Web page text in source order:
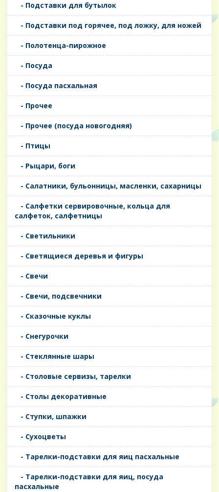
- Подставки для бутылок
- Подставки под горячее, под ложку, для ножей
- Полотенца-пирожное
- Посуда
- Посуда пасхальная
- Прочее
- Прочее (посуда новогодняя)
- Птицы
- Рыцари, боги
- Салатники, бульонницы, масленки, сахарницы
- Салфетки сервировочные, кольца для
салфеток, салфетницы
- Светильники
- Светящиеся деревья и фигуры
- Свечи
- Свечи, подсвечники
- Сказочные куклы
- Снегурочки
- Стеклянные шары
- Столовые сервизы, тарелки
- Столы декоративные
- Ступки, шпажки
- Сухоцветы
- Тарелки-подставки для яиц пасхальные
- Тарелки-подставки для яиц, посуда
пасхальные